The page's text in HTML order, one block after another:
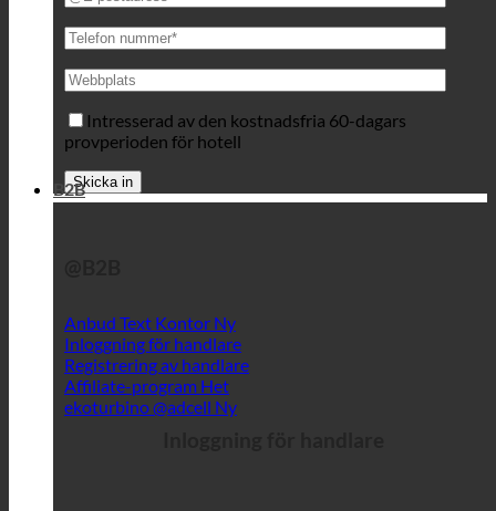
Intresserad av den kostnadsfria 60-dagars
provperioden för hotell
B2B
Anbud Text Kontor
Inloggning för handlare
Registrering av handlare
Affiliate-program
ekoturbino @adcell